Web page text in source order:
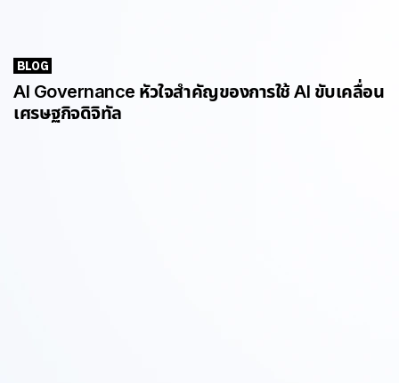
BLOG
AI Governance หัวใจสำคัญของการใช้ AI ขับเคลื่อน
เศรษฐกิจดิจิทัล